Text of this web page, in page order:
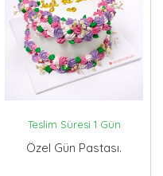
Teslim Süresi 1 Gün
Özel Gün Pastası.